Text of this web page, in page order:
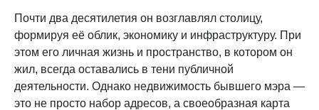
Почти два десятилетия он возглавлял столицу,
формируя её облик, экономику и инфраструктуру. При
этом его личная жизнь и пространство, в котором он
жил, всегда оставались в тени публичной
деятельности. Однако недвижимость бывшего мэра —
это не просто набор адресов, а своеобразная карта